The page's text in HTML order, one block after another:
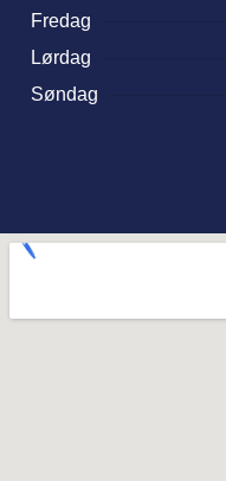
Fredag
Lørdag
Søndag